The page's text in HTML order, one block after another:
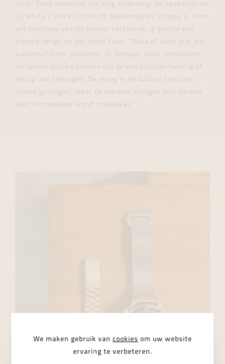
vind.” Twee modellen zijn nog onderweg: de Speedmaster
Ed White Calibre 321 en de Speedmaster Snoopy 2. Voor
wie horloges van dit kaliber verzamelt, is geduld een
schone deugd en dat heeft Yves. “Twee of zelfs drie jaar
wachten? Geen probleem, er bestaan zelfs referenties
die zoveel succes hebben dat de wachttijden twintig of
dertig jaar bedragen. De vraag is de laatste tien jaar
enorm gestegen, maar de merken wijzigen hun aanbod
niet. Verzamelen wordt moeilijker.”
We maken gebruik van cookies om uw website
ervaring te verbeteren.